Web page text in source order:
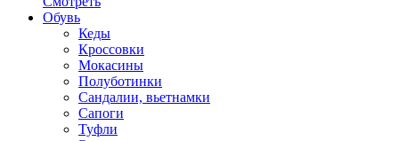
Обувь
Кеды
Кроссовки
Мокасины
Полуботинки
Сандалии, вьетнамки
Сапоги
Туфли